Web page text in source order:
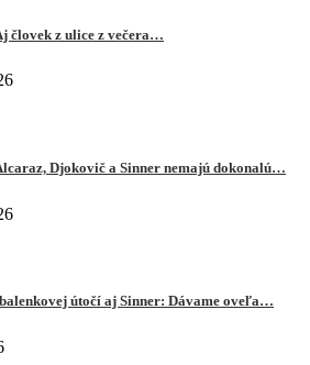
človek z ulice z večera…
Djokovič a Sinner nemajú dokonalú…
útočí aj Sinner: Dávame oveľa…